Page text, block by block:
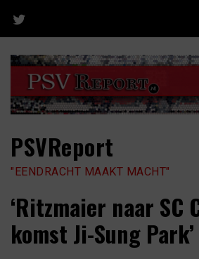
content
PSVReport
"EENDRACHT MAAKT MACHT"
‘Ritzmaier naar SC
komst Ji-Sung Park’